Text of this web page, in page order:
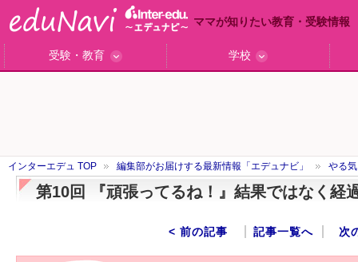
ママが知りたい教育・受験情報
受験・教育
学校
インターエデュ TOP 編集部がお届けする最新情報「エデュナビ」 やる
第10回 『頑張ってるね！』結果ではなく経
< 前の記事 記事一覧へ 次